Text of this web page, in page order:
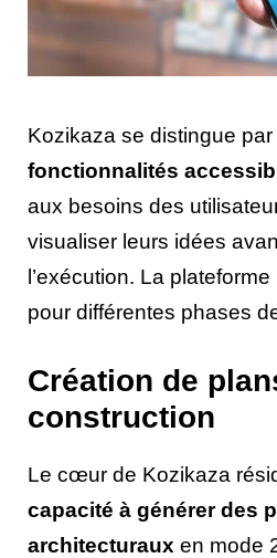
Kozikaza se distingue
fonctionnalités
aux besoins des
visualiser leurs idées
l’exécution. La
pour différentes phases
Création de
construction
Le cœur de Kozikaza
capacité à générer des
architecturaux en mode